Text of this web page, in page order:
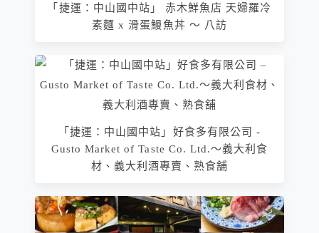
「捷運：中山國中站」 赤木鮮魚店 天婦羅冷
素麵 x 滑蛋鰻魚丼 ～ 八訪
「捷運：中山國中站」好食多有限公司 -
Gusto Market of Taste Co. Ltd.～義大利食
材、義大利酒專賣、熟食舖